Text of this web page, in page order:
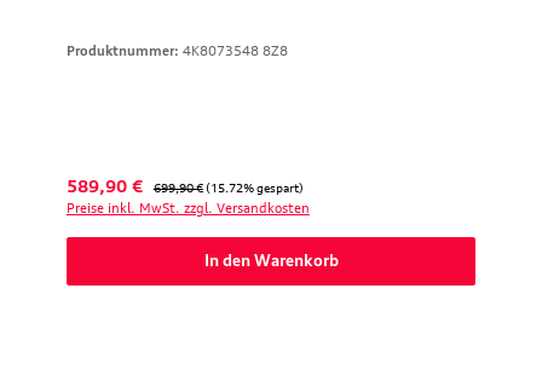
Produktnummer: 4K8073548 8Z8
Verkaufspreis:
589,90 € Regulärer Preis:
699,90 € (15.72% gespart)
Preise inkl. MwSt. zzgl. Versandkosten
In den Warenkorb